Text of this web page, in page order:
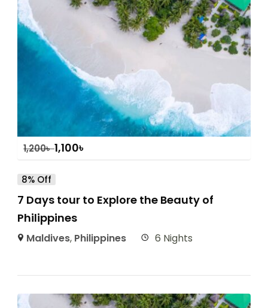
1,200৳1,100৳
8% Off
7 Days tour to Explore the Beauty of
Philippines
Maldives, Philippines 6 Nights